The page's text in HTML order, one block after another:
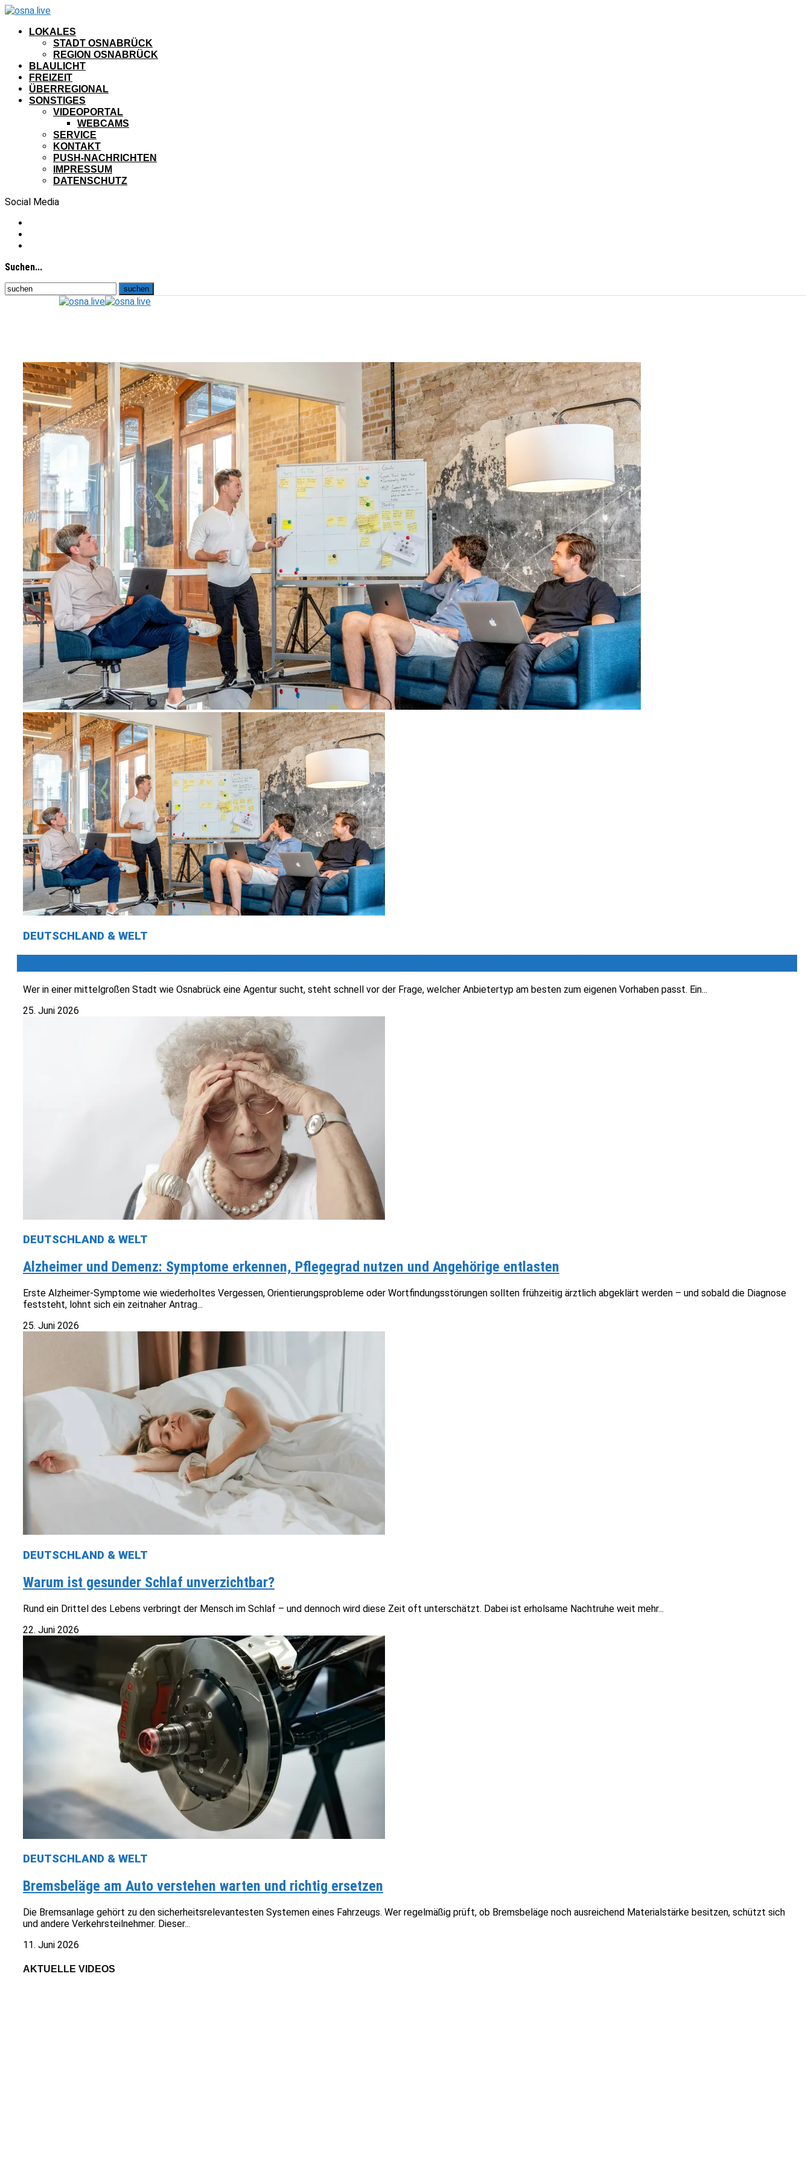
LOKALES
STADT OSNABRÜCK
REGION OSNABRÜCK
BLAULICHT
FREIZEIT
ÜBERREGIONAL
SONSTIGES
VIDEOPORTAL
WEBCAMS
SERVICE
KONTAKT
PUSH-NACHRICHTEN
IMPRESSUM
DATENSCHUTZ
Social Media
Suchen...
osna.live
DEUTSCHLAND & WELT
Wer in einer mittelgroßen Stadt wie Osnabrück eine Agentur sucht, steht schnell vor der Frage, welcher Anbietertyp am besten zum eigenen Vorhaben passt. Ein...
25. Juni 2026
DEUTSCHLAND & WELT
Alzheimer und Demenz: Symptome erkennen, Pflegegrad nutzen und Angehörige entlasten
Erste Alzheimer-Symptome wie wiederholtes Vergessen, Orientierungsprobleme oder Wortfindungsstörungen sollten frühzeitig ärztlich abgeklärt werden – und sobald die Diagnose
feststeht, lohnt sich ein zeitnaher Antrag...
25. Juni 2026
DEUTSCHLAND & WELT
Warum ist gesunder Schlaf unverzichtbar?
Rund ein Drittel des Lebens verbringt der Mensch im Schlaf – und dennoch wird diese Zeit oft unterschätzt. Dabei ist erholsame Nachtruhe weit mehr...
22. Juni 2026
DEUTSCHLAND & WELT
Bremsbeläge am Auto verstehen warten und richtig ersetzen
Die Bremsanlage gehört zu den sicherheitsrelevantesten Systemen eines Fahrzeugs. Wer regelmäßig prüft, ob Bremsbeläge noch ausreichend Materialstärke besitzen, schützt sich
und andere Verkehrsteilnehmer. Dieser...
11. Juni 2026
AKTUELLE VIDEOS